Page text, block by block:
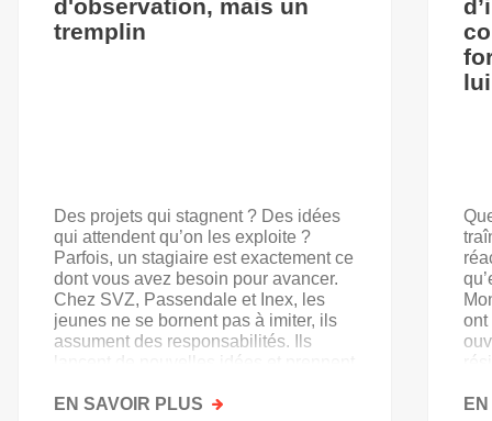
d'observation, mais un
tremplin
Des projets qui stagnent ? Des idées
qui attendent qu’on les exploite ?
Parfois, un stagiaire est exactement ce
dont vous avez besoin pour avancer.
Chez SVZ, Passendale et Inex, les
jeunes ne se bornent pas à imiter, ils
assument des responsabilités. Ils
lancent de nouvelles idées et prennent
EN SAVOIR PLUS SUR
ont